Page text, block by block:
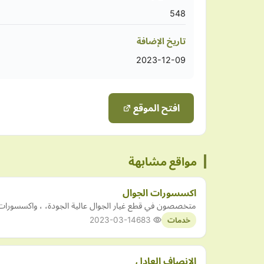
548
تاريخ الإضافة
2023-12-09
افتح الموقع
مواقع مشابهة
اكسسورات الجوال
متخصصون في قطع غيار الجوال عالية الجودة، ، واكسسورات
خدمات 2023-03-14
الإنصاف العادل